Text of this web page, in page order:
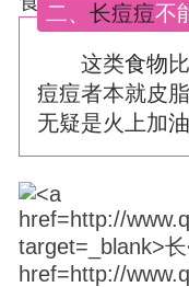
二、 长痘痘不
这类食物
痘痘者本就皮
无疑是火上加油